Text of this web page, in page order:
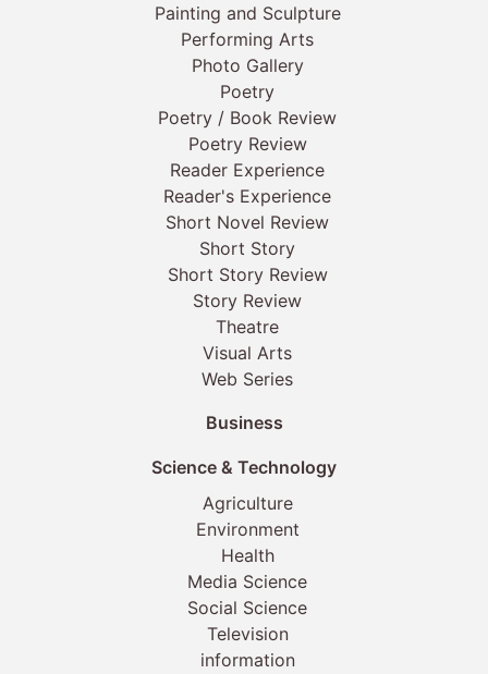
Painting and Sculpture
Performing Arts
Photo Gallery
Poetry
Poetry / Book Review
Poetry Review
Reader Experience
Reader's Experience
Short Novel Review
Short Story
Short Story Review
Story Review
Theatre
Visual Arts
Web Series
Business
Science & Technology
Agriculture
Environment
Health
Media Science
Social Science
Television
information